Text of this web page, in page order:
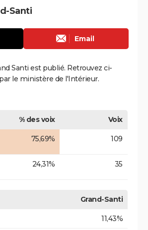
Santi
Email
Santi est publié. Retrouvez ci-
le ministère de l'Intérieur.
% des voix
Voix
75,69% 109
24,31% 35
Grand-Santi
11,43%